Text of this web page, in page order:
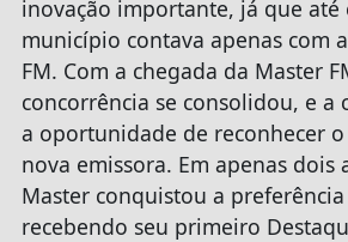
inovação importante, já que até
município contava apenas com
FM. Com a chegada da Master
concorrência se consolidou, e a
a oportunidade de reconhecer
nova emissora. Em apenas dois
Master conquistou a
recebendo seu primeiro